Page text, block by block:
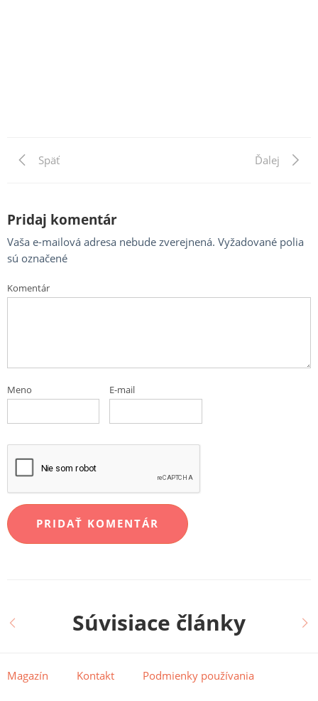
Navigácia
Previous
Post
Späť Next
Ďalej
Pridaj komentár
Vaša e-mailová adresa nebude zverejnená. Vyžadované polia
sú označené
Komentár
Meno E-mail
Súvisiace články
Magazín Kontakt Podmienky používania